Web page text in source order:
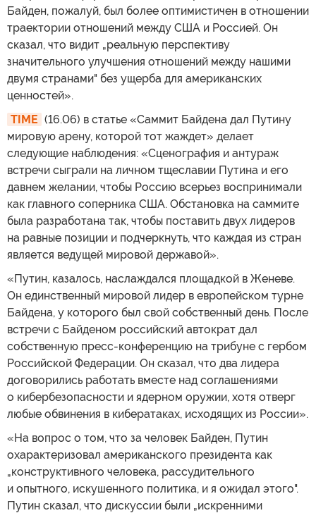
Байден, пожалуй, был более оптимистичен в отношении
траектории отношений между США и Россией. Он
сказал, что видит „реальную перспективу
значительного улучшения отношений между нашими
двумя странами" без ущерба для американских
ценностей».
TIME (16.06) в статье «Саммит Байдена дал Путину
мировую арену, которой тот жаждет» делает
следующие наблюдения: «Сценография и антураж
встречи сыграли на личном тщеславии Путина и его
давнем желании, чтобы Россию всерьез воспринимали
как главного соперника США. Обстановка на саммите
была разработана так, чтобы поставить двух лидеров
на равные позиции и подчеркнуть, что каждая из стран
является ведущей мировой державой».
«Путин, казалось, наслаждался площадкой в Женеве.
Он единственный мировой лидер в европейском турне
Байдена, у которого был свой собственный день. После
встречи с Байденом российский автократ дал
собственную пресс-конференцию на трибуне с гербом
Российской Федерации. Он сказал, что два лидера
договорились работать вместе над соглашениями
о кибербезопасности и ядерном оружии, хотя отверг
любые обвинения в кибератаках, исходящих из России».
«На вопрос о том, что за человек Байден, Путин
охарактеризовал американского президента как
„конструктивного человека, рассудительного
и опытного, искушенного политика, и я ожидал этого".
Путин сказал, что дискуссии были „искренними